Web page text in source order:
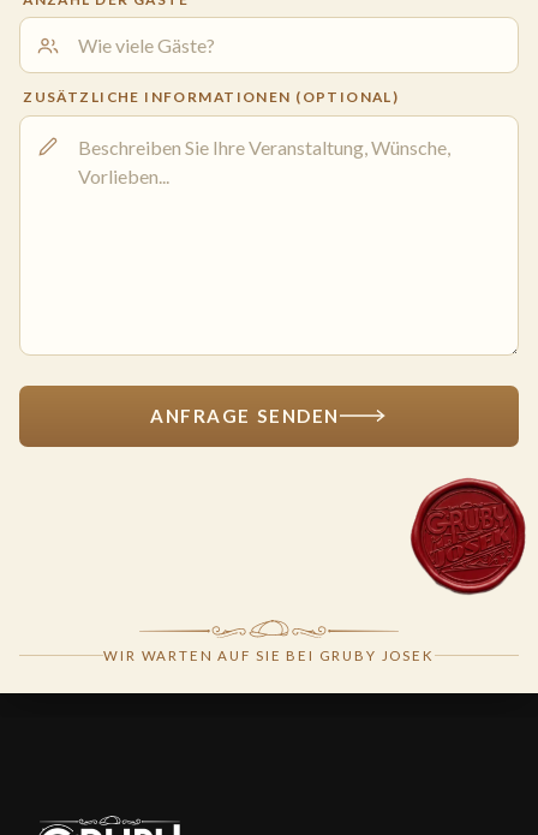
ZUSÄTZLICHE INFORMATIONEN (OPTIONAL)
ANFRAGE SENDEN
WIR WARTEN AUF SIE BEI GRUBY JOSEK